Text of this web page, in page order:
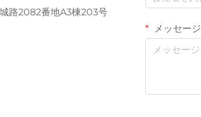
路2082番地A3棟203号
メッセージ